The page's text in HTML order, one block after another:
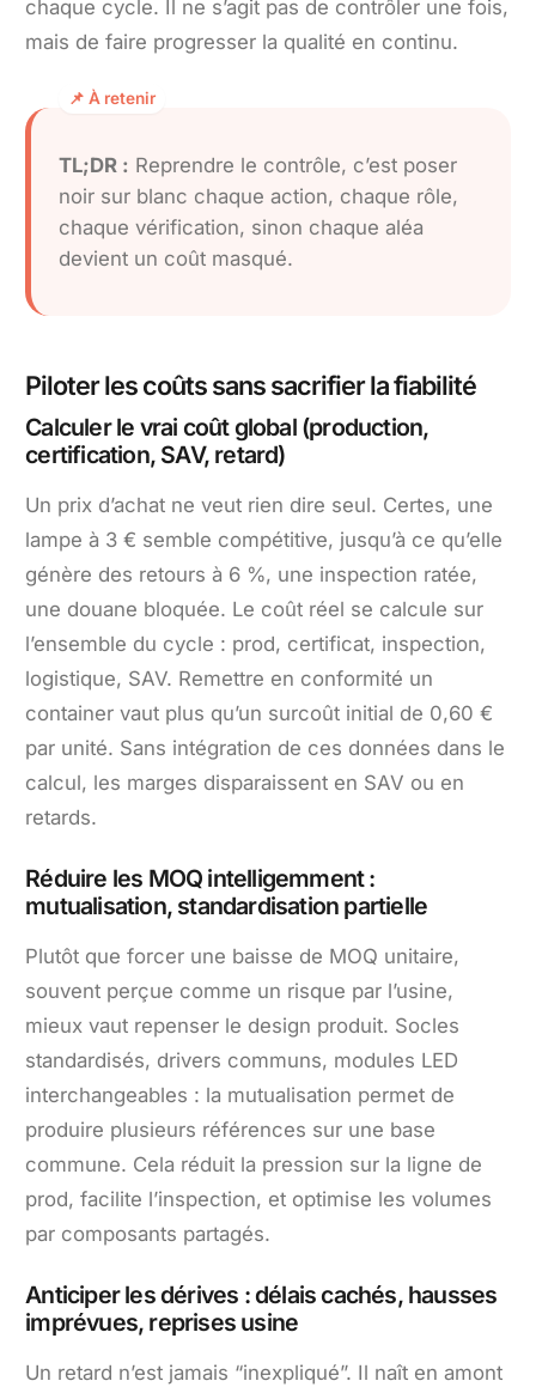
chaque cycle. Il ne s’agit pas de contrôler une fois,
mais de faire progresser la qualité en continu.
TL;DR : Reprendre le contrôle, c’est poser
noir sur blanc chaque action, chaque rôle,
chaque vérification, sinon chaque aléa
devient un coût masqué.
Piloter les coûts sans sacrifier la fiabilité
Calculer le vrai coût global (production,
certification, SAV, retard)
Un prix d’achat ne veut rien dire seul. Certes, une
lampe à 3 € semble compétitive, jusqu’à ce qu’elle
génère des retours à 6 %, une inspection ratée,
une douane bloquée. Le coût réel se calcule sur
l’ensemble du cycle : prod, certificat, inspection,
logistique, SAV. Remettre en conformité un
container vaut plus qu’un surcoût initial de 0,60 €
par unité. Sans intégration de ces données dans le
calcul, les marges disparaissent en SAV ou en
retards.
Réduire les MOQ intelligemment :
mutualisation, standardisation partielle
Plutôt que forcer une baisse de MOQ unitaire,
souvent perçue comme un risque par l’usine,
mieux vaut repenser le design produit. Socles
standardisés, drivers communs, modules LED
interchangeables : la mutualisation permet de
produire plusieurs références sur une base
commune. Cela réduit la pression sur la ligne de
prod, facilite l’inspection, et optimise les volumes
par composants partagés.
Anticiper les dérives : délais cachés, hausses
imprévues, reprises usine
Un retard n’est jamais “inexpliqué”. Il naît en amont